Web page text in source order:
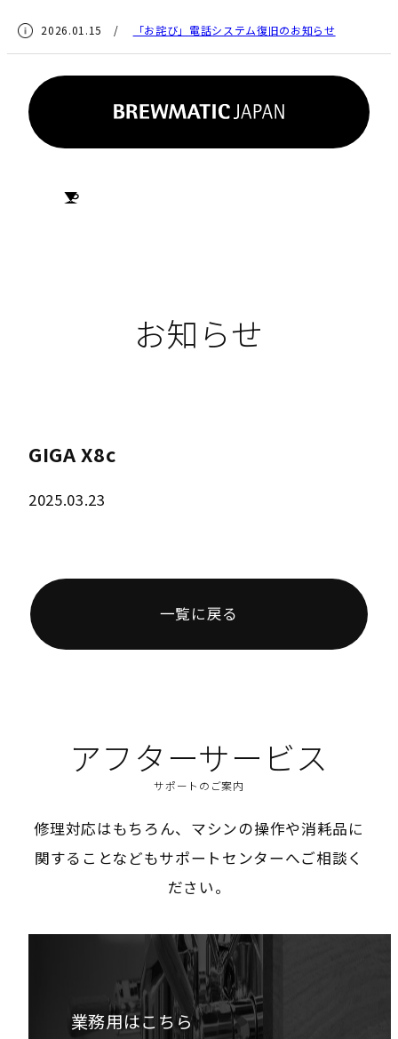
2026.01.15 / 「お詫び」電話システム復旧のお知らせ
お知らせ
GIGA X8c
2025.03.23
一覧に戻る
アフターサービス
サポートのご案内
修理対応はもちろん、マシンの操作や消耗品に
関することなどもサポートセンターへご相談く
ださい。
業務用はこちら